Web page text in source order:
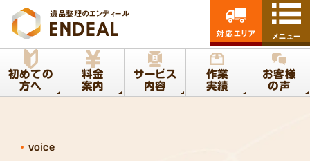
遺品整理のエンディール
初めての
方へ
料金
案内
サービス
内容
作業
実績
お客様
の声
対応エリア メニュー
voice